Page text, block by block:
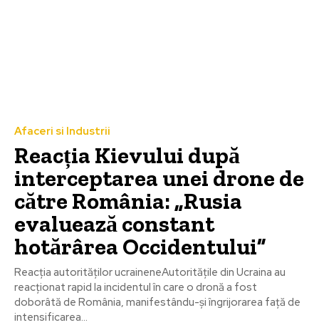
Afaceri si Industrii
Reacția Kievului după
interceptarea unei drone de
către România: „Rusia
evaluează constant
hotărârea Occidentului”
Reacția autorităților ucraineneAutoritățile din Ucraina au
reacționat rapid la incidentul în care o dronă a fost
doborâtă de România, manifestându-și îngrijorarea față de
intensificarea...